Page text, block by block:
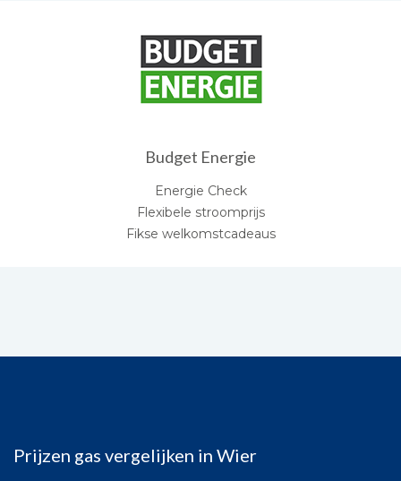
Budget Energie
Energie Check
Flexibele stroomprijs
Fikse welkomstcadeaus
Prijzen gas vergelijken in Wier